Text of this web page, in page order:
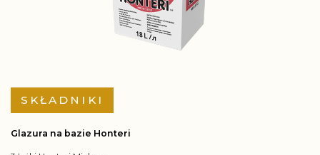
SKŁADNIKI
Glazura na bazie Honteri